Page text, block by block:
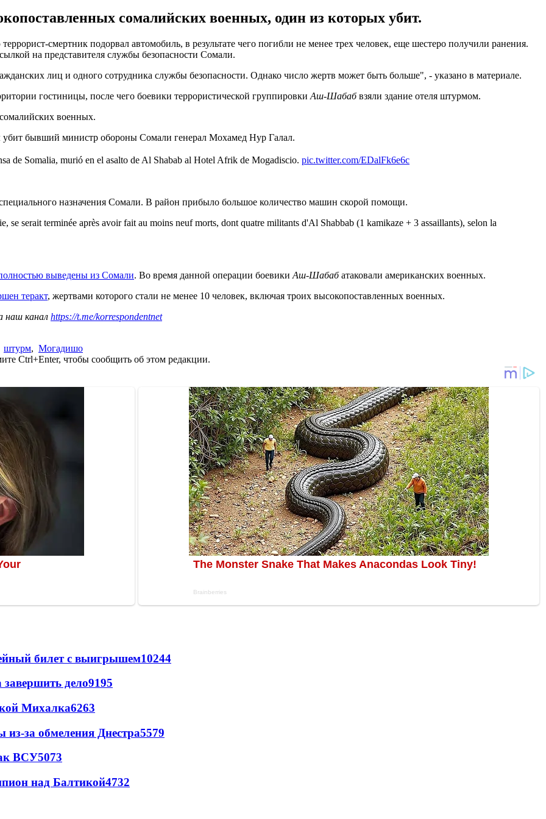
сомалийских военных, один из которых убит.
смертник подорвал автомобиль, в результате чего погибли не менее трех человек, еще шестеро получили ранения.
на представителя службы безопасности Сомали.
лиц и одного сотрудника службы безопасности. Однако число жертв может быть больше", - указано в материале.
гостиницы, после чего боевики террористической группировки Аш-Шабабвзяли здание отеля штурмом.
военных.
убит бывший министр обороны Сомали генерал Мохамед Нур Галал.
de Somalia, murió en el asalto de Al Shabab al Hotel Afrik de Mogadiscio. pic.twitter.com/EDalFk6e6c
назначения Сомали. В район прибыло большое количество машин скорой помощи.
serait terminée après avoir fait au moins neuf morts, dont quatre militants d'Al Shabbab (1 kamikaze + 3 assaillants), selon la
выведены из Сомали. Во время данной операции боевики Аш-Шабабатаковали американских военных.
теракт, жертвами которого стали не менее 10 человек, включая троих высокопоставленных военных.
наш канал https://t.me/korrespondentnet
штурм, Могадишо
Ctrl+Enter, чтобы сообщить об этом редакции.
билет с выигрышем10244
дело9195
Михалка6263
из-за обмеления Днестра5579
ВСУ5073
над Балтикой4732